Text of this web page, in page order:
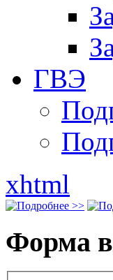
ГВЭ
xhtml
Форма